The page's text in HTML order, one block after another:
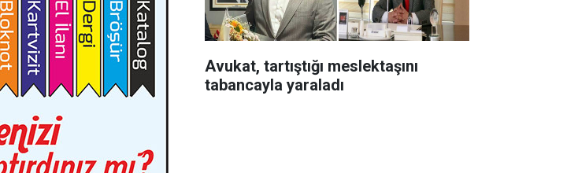
Avukat, tartıştığı meslektaşını
tabancayla yaraladı